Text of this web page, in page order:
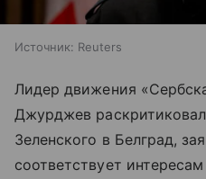
Источник: Reuters
Лидер движения
Джурджев
Зеленского в Белград,
соответствует